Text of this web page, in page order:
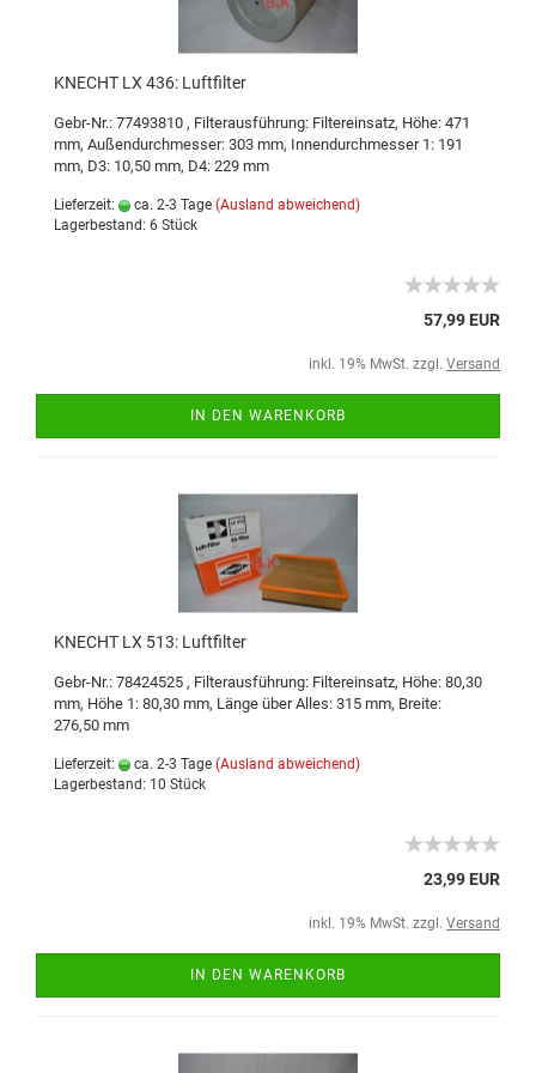
KNECHT LX 436: Luftfilter
Gebr-Nr.: 77493810 , Filterausführung: Filtereinsatz, Höhe: 471
mm, Außendurchmesser: 303 mm, Innendurchmesser 1: 191
mm, D3: 10,50 mm, D4: 229 mm
Lieferzeit: ca. 2-3 Tage (Ausland abweichend)
Lagerbestand: 6 Stück
57,99 EUR
inkl. 19% MwSt. zzgl. Versand
IN DEN WARENKORB
KNECHT LX 513: Luftfilter
Gebr-Nr.: 78424525 , Filterausführung: Filtereinsatz, Höhe: 80,30
mm, Höhe 1: 80,30 mm, Länge über Alles: 315 mm, Breite:
276,50 mm
Lieferzeit: ca. 2-3 Tage (Ausland abweichend)
Lagerbestand: 10 Stück
23,99 EUR
inkl. 19% MwSt. zzgl. Versand
IN DEN WARENKORB